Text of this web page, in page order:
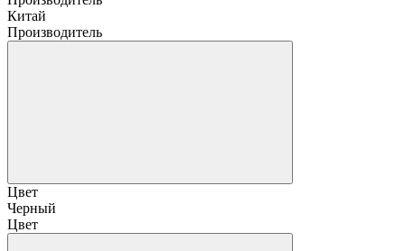
Китай
Производитель
Цвет
Черный
Цвет